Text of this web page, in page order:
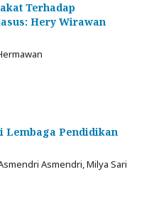
Terhadap
Hery Wirawan
Lembaga Pendidikan
Asmendri, Milya Sari